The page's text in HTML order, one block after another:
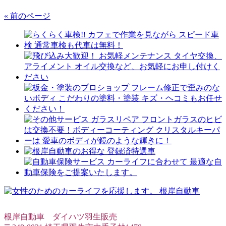
« 前のページ
根岸自動車 ダイハツ羽生販売